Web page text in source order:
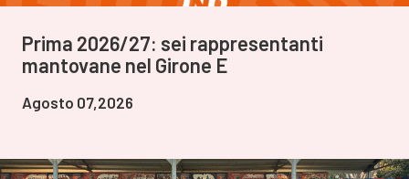
Prima 2026/27: sei rappresentanti
mantovane nel Girone E
Agosto 07,2026